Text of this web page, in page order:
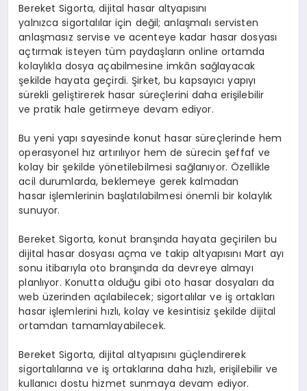
Bereket Sigorta, dijital hasar altyapısını
yalnızca sigortalılar için değil; anlaşmalı servisten
anlaşmasız servise ve acenteye kadar hasar dosyası
açtırmak isteyen tüm paydaşların online ortamda
kolaylıkla dosya açabilmesine imkân sağlayacak
şekilde hayata geçirdi. Şirket, bu kapsayıcı yapıyı
sürekli geliştirerek hasar süreçlerini daha erişilebilir
ve pratik hale getirmeye devam ediyor.
Bu yeni yapı sayesinde konut hasar süreçlerinde hem
operasyonel hız artırılıyor hem de sürecin şeffaf ve
kolay bir şekilde yönetilebilmesi sağlanıyor. Özellikle
acil durumlarda, beklemeye gerek kalmadan
hasar işlemlerinin başlatılabilmesi önemli bir kolaylık
sunuyor.
Bereket Sigorta, konut branşında hayata geçirilen bu
dijital hasar dosyası açma ve takip altyapısını Mart ayı
sonu itibarıyla oto branşında da devreye almayı
planlıyor. Konutta olduğu gibi oto hasar dosyaları da
web üzerinden açılabilecek; sigortalılar ve iş ortakları
hasar işlemlerini hızlı, kolay ve kesintisiz şekilde dijital
ortamdan tamamlayabilecek.
Bereket Sigorta, dijital altyapısını güçlendirerek
sigortalılarına ve iş ortaklarına daha hızlı, erişilebilir ve
kullanıcı dostu hizmet sunmaya devam ediyor.